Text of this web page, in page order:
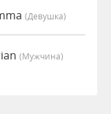
(девушка)
(мужчина)